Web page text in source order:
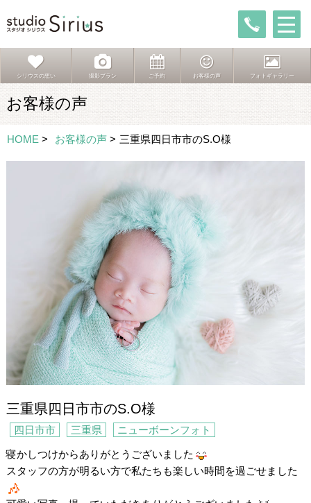
シリウスの想い 撮影プラン ご予約 お客様の声 フォトギャラリー
お客様の声
HOME > お客様の声 > 三重県四日市市のS.O様
三重県四日市市のS.O様
四日市市 三重県 ニューボーンフォト
寝かしつけからありがとうございました
スタッフの方が明るい方で私たちも楽しい時間を過ごせました